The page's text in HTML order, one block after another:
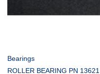
Bearings
ROLLER BEARING PN 13621